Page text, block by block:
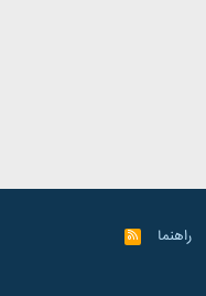
راهنما
R
S